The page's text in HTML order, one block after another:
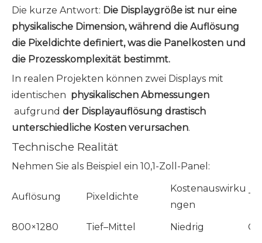
Die kurze Antwort: Die Displaygröße ist nur eine
physikalische Dimension, während die Auflösung
die Pixeldichte definiert, was die Panelkosten und
die Prozesskomplexität bestimmt.
In realen Projekten können zwei Displays mit
identischen physikalischen Abmessungen
aufgrund der Displayauflösung drastisch
unterschiedliche Kosten verursachen.
Technische Realität
Nehmen Sie als Beispiel ein 10,1-Zoll-Panel:
Auflösung Pixeldichte
Kostenauswirku
ngen
800×1280 Tief–Mittel Niedrig